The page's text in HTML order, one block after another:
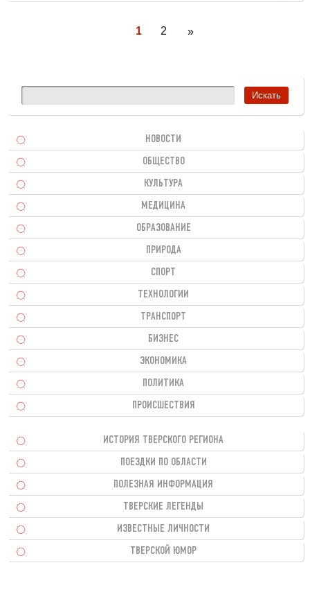
1 2 »
НОВОСТИ
ОБЩЕСТВО
КУЛЬТУРА
МЕДИЦИНА
ОБРАЗОВАНИЕ
ПРИРОДА
СПОРТ
ТЕХНОЛОГИИ
ТРАНСПОРТ
БИЗНЕС
ЭКОНОМИКА
ПОЛИТИКА
ПРОИСШЕСТВИЯ
ИСТОРИЯ ТВЕРСКОГО РЕГИОНА
ПОЕЗДКИ ПО ОБЛАСТИ
ПОЛЕЗНАЯ ИНФОРМАЦИЯ
ТВЕРСКИЕ ЛЕГЕНДЫ
ИЗВЕСТНЫЕ ЛИЧНОСТИ
ТВЕРСКОЙ ЮМОР